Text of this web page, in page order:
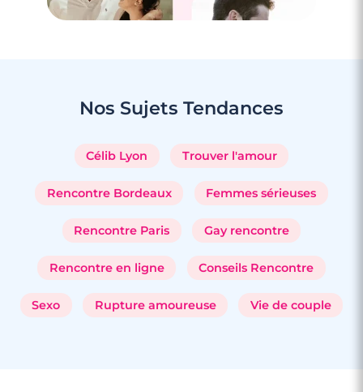
Nos Sujets Tendances
Célib Lyon Trouver l'amour
Rencontre Bordeaux Femmes sérieuses
Rencontre Paris Gay rencontre
Rencontre en ligne Conseils Rencontre
Sexo Rupture amoureuse Vie de couple